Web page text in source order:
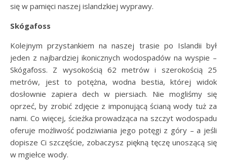
się w pamięci naszej islandzkiej wyprawy.
Skógafoss
Kolejnym przystankiem na naszej trasie po Islandii był
jeden z najbardziej ikonicznych wodospadów na wyspie –
Skógafoss. Z wysokością 62 metrów i szerokością 25
metrów, jest to potężna, wodna bestia, której widok
dosłownie zapiera dech w piersiach. Nie mogliśmy się
oprzeć, by zrobić zdjęcie z imponującą ścianą wody tuż za
nami. Co więcej, ścieżka prowadząca na szczyt wodospadu
oferuje możliwość podziwiania jego potęgi z góry – a jeśli
dopisze Ci szczęście, zobaczysz piękną tęczę unoszącą się
w mgiełce wody.